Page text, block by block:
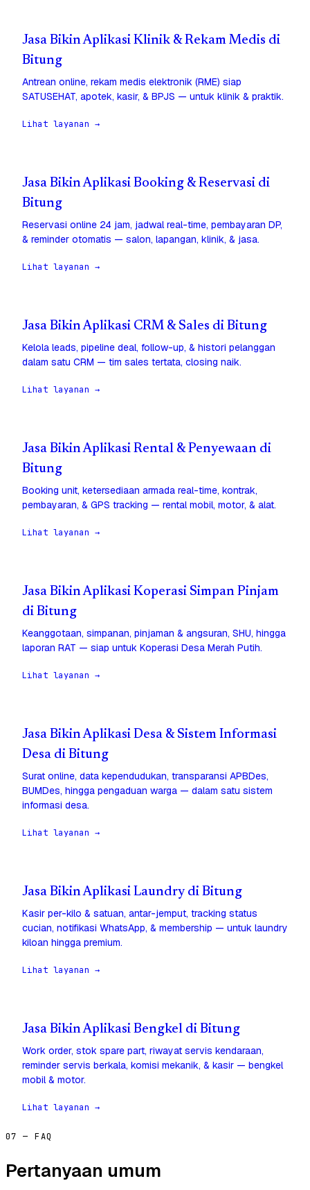
Jasa Bikin Aplikasi Klinik & Rekam Medis di
Bitung
Antrean online, rekam medis elektronik (RME) siap
SATUSEHAT, apotek, kasir, & BPJS — untuk klinik & praktik.
Lihat layanan →
Jasa Bikin Aplikasi Booking & Reservasi di
Bitung
Reservasi online 24 jam, jadwal real-time, pembayaran DP,
& reminder otomatis — salon, lapangan, klinik, & jasa.
Lihat layanan →
Jasa Bikin Aplikasi CRM & Sales di Bitung
Kelola leads, pipeline deal, follow-up, & histori pelanggan
dalam satu CRM — tim sales tertata, closing naik.
Lihat layanan →
Jasa Bikin Aplikasi Rental & Penyewaan di
Bitung
Booking unit, ketersediaan armada real-time, kontrak,
pembayaran, & GPS tracking — rental mobil, motor, & alat.
Lihat layanan →
Jasa Bikin Aplikasi Koperasi Simpan Pinjam
di Bitung
Keanggotaan, simpanan, pinjaman & angsuran, SHU, hingga
laporan RAT — siap untuk Koperasi Desa Merah Putih.
Lihat layanan →
Jasa Bikin Aplikasi Desa & Sistem Informasi
Desa di Bitung
Surat online, data kependudukan, transparansi APBDes,
BUMDes, hingga pengaduan warga — dalam satu sistem
informasi desa.
Lihat layanan →
Jasa Bikin Aplikasi Laundry di Bitung
Kasir per-kilo & satuan, antar-jemput, tracking status
cucian, notifikasi WhatsApp, & membership — untuk laundry
kiloan hingga premium.
Lihat layanan →
Jasa Bikin Aplikasi Bengkel di Bitung
Work order, stok spare part, riwayat servis kendaraan,
reminder servis berkala, komisi mekanik, & kasir — bengkel
mobil & motor.
Lihat layanan →
07 — FAQ
Pertanyaan umum